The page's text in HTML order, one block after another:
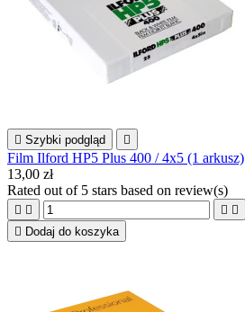
 Szybki podgląd 
Film Ilford HP5 Plus 400 / 4x5 (1 arkusz)
13,00 zł
Rated out of 5 stars based on review(s)
   
 Dodaj do koszyka